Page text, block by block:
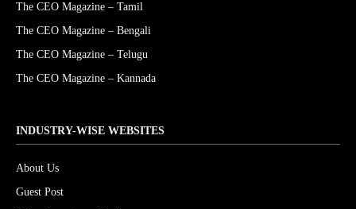
The CEO Magazine – Tamil
The CEO Magazine – Bengali
The CEO Magazine – Telugu
The CEO Magazine – Kannada
INDUSTRY-WISE WEBSITES
About Us
Guest Post